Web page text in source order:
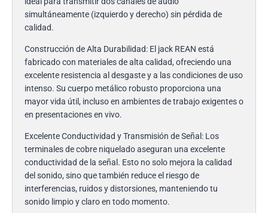
simultáneamente (izquierdo y derecho) sin pérdida de
calidad.
Construcción de Alta Durabilidad: El jack REAN está
fabricado con materiales de alta calidad, ofreciendo una
excelente resistencia al desgaste y a las condiciones de uso
intenso. Su cuerpo metálico robusto proporciona una
mayor vida útil, incluso en ambientes de trabajo exigentes o
en presentaciones en vivo.
Excelente Conductividad y Transmisión de Señal: Los
terminales de cobre niquelado aseguran una excelente
conductividad de la señal. Esto no solo mejora la calidad
del sonido, sino que también reduce el riesgo de
interferencias, ruidos y distorsiones, manteniendo tu
sonido limpio y claro en todo momento.